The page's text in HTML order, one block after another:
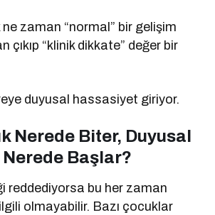
zaman “normal” bir gelişim
çıkıp “klinik dikkate” değer bir
duyusal hassasiyet giriyor.
Nerede Biter, Duyusal
Başlar?
reddediyorsa bu her zaman
olmayabilir. Bazı çocuklar